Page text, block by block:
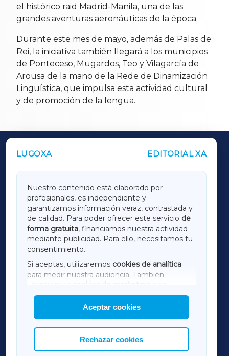
el histórico raid Madrid-Manila, una de las
grandes aventuras aeronáuticas de la época.
Durante este mes de mayo, además de Palas de
Rei, la iniciativa también llegará a los municipios
de Ponteceso, Mugardos, Teo y Vilagarcía de
Arousa de la mano de la Rede de Dinamización
Lingüística, que impulsa esta actividad cultural
y de promoción de la lengua.
LUGOXA EDITORIAL XA
Nuestro contenido está elaborado por
profesionales, es independiente y
garantizamos información veraz, contrastada y
de calidad. Para poder ofrecer este servicio de
forma gratuita, financiamos nuestra actividad
mediante publicidad. Para ello, necesitamos tu
consentimiento.
Si aceptas, utilizaremos cookies de analítica
para medir nuestra audiencia. También
utilizaremos
cookies de marketing
mostrar publicidad de terceros.
Asimismo, puedes personalizar la elección de
las cookies que deseas permitir.
Aceptar cookies
Rechazar cookies
OUTROS PERIÓDICOS
LUGOXA
TERRACHAXA
AMARIÑAXA
RIBEIRASACRAXA
ACORUÑAXA